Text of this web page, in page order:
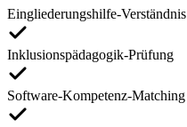
Eingliederungshilfe-Verständnis
Inklusionspädagogik-Prüfung
Software-Kompetenz-Matching